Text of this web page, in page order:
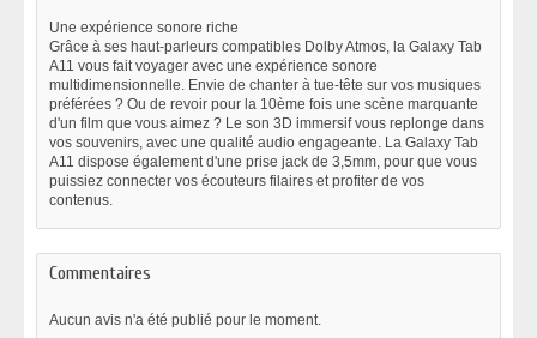
Une expérience sonore riche
Grâce à ses haut-parleurs compatibles Dolby Atmos, la Galaxy Tab
A11 vous fait voyager avec une expérience sonore
multidimensionnelle. Envie de chanter à tue-tête sur vos musiques
préférées ? Ou de revoir pour la 10ème fois une scène marquante
d'un film que vous aimez ? Le son 3D immersif vous replonge dans
vos souvenirs, avec une qualité audio engageante. La Galaxy Tab
A11 dispose également d'une prise jack de 3,5mm, pour que vous
puissiez connecter vos écouteurs filaires et profiter de vos
contenus.
Commentaires
Aucun avis n'a été publié pour le moment.